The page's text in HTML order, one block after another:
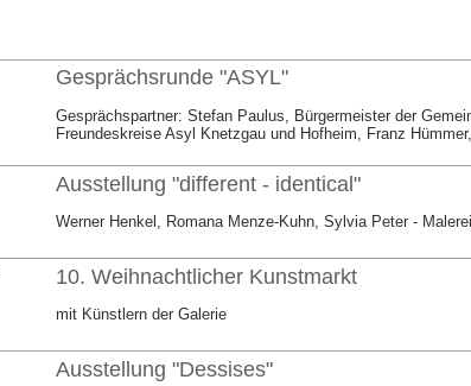
Gesprächsrunde "ASYL"
Gesprächspartner: Stefan Paulus, Bürgermeister der
Freundeskreise Asyl Knetzgau und Hofheim, Franz
Ausstellung "different - identical"
Werner Henkel, Romana Menze-Kuhn, Sylvia Peter -
10. Weihnachtlicher Kunstmarkt
mit Künstlern der Galerie
Ausstellung "Dessises"